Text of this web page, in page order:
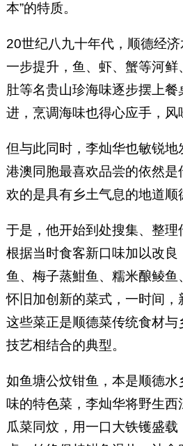
本”的特质。
20世纪八九十年代，顺德经
一步提升，鱼、虾、蟹等河鲜
肚等名贵山珍海味逐步摆上
进，烹调海味也得心应手，风
但与此同时，李灿华也敏锐地
港澳同胞最喜欢品尝的依然
欢的是具有乡土气息的地道顺
于是，他开始到处搜集、整
根据当时食客新口味加以改良
鱼、梅子蒸魽鱼、糯米酿鲮
怀旧加创新的菜式，一时间，
这些菜正是顺德菜传统食材与
技艺相结合的典型。
如鱼塘公炆钳鱼，本是顺德
味的特色菜，李灿华将野生
瓜菜同炆，用一口大铁镬盛